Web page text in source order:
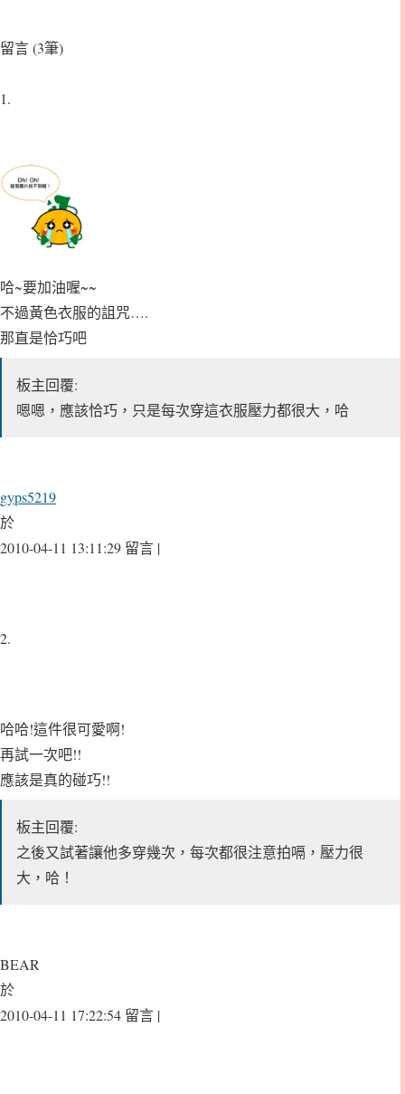
留言 (3筆)
1.
哈~要加油喔~~
不過黃色衣服的詛咒….
那直是恰巧吧
板主回覆:
嗯嗯，應該恰巧，只是每次穿這衣服壓力都很大，哈
gyps5219
於
2010-04-11 13:11:29 留言 |
2.
哈哈!這件很可愛啊!
再試一次吧!!
應該是真的碰巧!!
板主回覆:
之後又試著讓他多穿幾次，每次都很注意拍嗝，壓力很
大，哈！
BEAR
於
2010-04-11 17:22:54 留言 |